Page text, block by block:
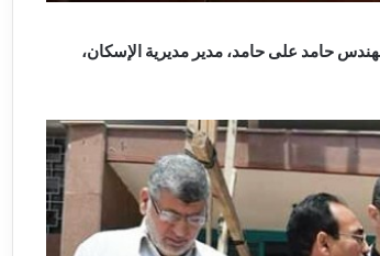
حامد على حامد، مدير مديرية الإسكان،